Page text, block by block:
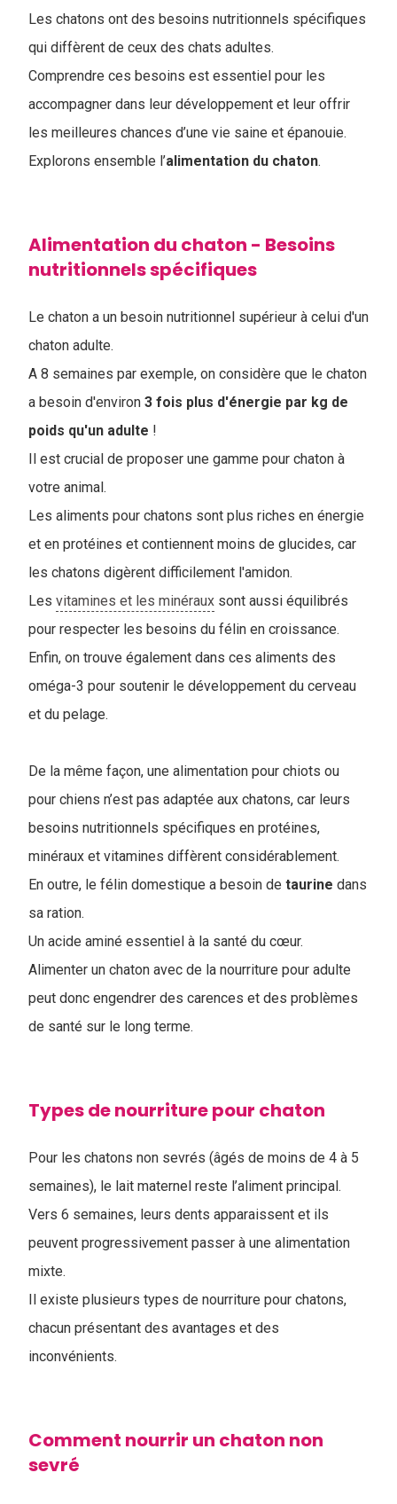
Les chatons ont des besoins nutritionnels spécifiques
qui diffèrent de ceux des chats adultes.
Comprendre ces besoins est essentiel pour les
accompagner dans leur développement et leur offrir
les meilleures chances d’une vie saine et épanouie.
Explorons ensemble l’​alimentation du chaton.
Alimentation du chaton - Besoins
nutritionnels spécifiques
Le chaton a un besoin nutritionnel supérieur à celui d'un
chaton adulte.
A 8 semaines par exemple, on considère que le chaton
a besoin d'environ 3 fois plus d'énergie par kg de
poids qu'un adulte !
Il est crucial de proposer une gamme pour chaton à
votre animal.
Les aliments pour chatons sont plus riches en énergie
et en protéines et contiennent moins de glucides, car
les chatons digèrent difficilement l'amidon.
Les vitamines et les minéraux sont aussi équilibrés
pour respecter les besoins du félin en croissance.
Enfin, on trouve également dans ces aliments des
oméga-3 pour soutenir le développement du cerveau
et du pelage.
De la même façon, une alimentation pour chiots ou
pour chiens n’est pas adaptée aux chatons, car leurs
besoins nutritionnels spécifiques en protéines,
minéraux et vitamines diffèrent considérablement.
En outre, le félin domestique a besoin de taurine dans
sa ration.
Un acide aminé essentiel à la santé du cœur.
Alimenter un chaton avec de la nourriture pour adulte
peut donc engendrer des carences et des problèmes
de santé sur le long terme.
Types de nourriture pour chaton
Pour les chatons non sevrés (âgés de moins de 4 à 5
semaines), le lait maternel reste l’aliment principal.
Vers 6 semaines, leurs dents apparaissent et ils
peuvent progressivement passer à une alimentation
mixte.
Il existe plusieurs types de nourriture pour chatons,
chacun présentant des avantages et des
inconvénients.
Comment nourrir un chaton non
sevré